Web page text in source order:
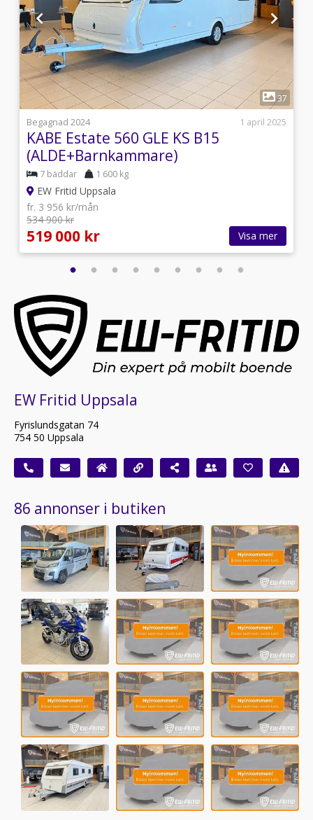
1
37
Begagnad 2024
1 april 2025
KABE Estate 560 GLE KS B15
(ALDE+Barnkammare)
7 bäddar 1 600 kg
EW Fritid Uppsala
fr. 3 956 kr/mån
534 900 kr
519 000 kr Visa mer
EW Fritid Uppsala
Fyrislundsgatan 74
754 50 Uppsala
86 annonser i butiken